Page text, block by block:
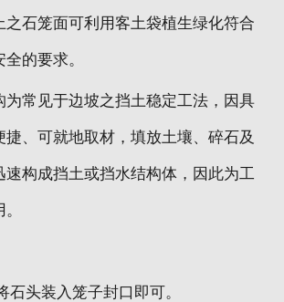
之石笼面可利用客土袋植生绿化符合
的要求。
为常见于边坡之挡土稳定工法，因具
捷、可就地取材，填放土壤、碎石及
速构成挡土或挡水结构体，因此为工
石头装入笼子封口即可。